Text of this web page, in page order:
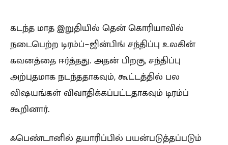
கடந்த மாத இறுதியில் தென் கொரியாவில்
நடைபெற்ற டிரம்ப்-ஜின்பிங் சந்திப்பு உலகின்
கவனத்தை ஈர்த்தது. அதன் பிறகு, சந்திப்பு
அற்புதமாக நடந்ததாகவும், கூட்டத்தில் பல
விஷயங்கள் விவாதிக்கப்பட்டதாகவும் டிரம்ப்
கூறினார்.
ஃபெண்டானில் தயாரிப்பில் பயன்படுத்தப்படும்